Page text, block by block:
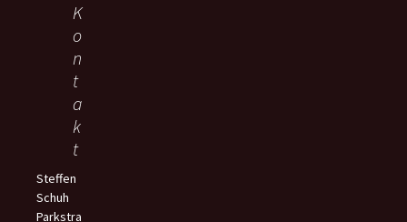
K
o
n
t
a
k
t
Steffen
Schuh
Parkstra